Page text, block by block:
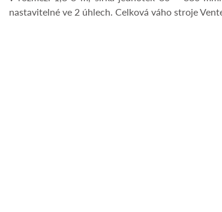
nastavitelné ve 2 úhlech. Celková váho stroje